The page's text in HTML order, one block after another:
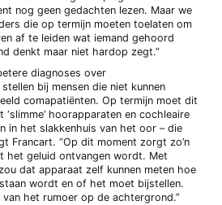
nog geen gedachten lezen. Maar we
die op termijn moeten toelaten om
af te leiden wat iemand gehoord
denkt maar niet hardop zegt.”
diagnoses over
bij mensen die niet kunnen
comapatiënten. Op termijn moet dit
hoorapparaten en cochleaire
in het slakkenhuis van het oor – die
Francart. “Op dit moment zorgt zo’n
het geluid ontvangen wordt. Met
dat apparaat zelf kunnen meten hoe
wordt en of het moet bijstellen.
het rumoer op de achtergrond.”